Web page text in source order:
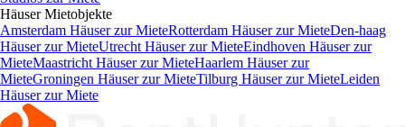
Häuser Mietobjekte
Amsterdam Häuser zur MieteRotterdam Häuser zur MieteDen-haag
Häuser zur MieteUtrecht Häuser zur MieteEindhoven Häuser zur
MieteMaastricht Häuser zur MieteHaarlem Häuser zur
MieteGroningen Häuser zur MieteTilburg Häuser zur MieteLeiden
Häuser zur Miete